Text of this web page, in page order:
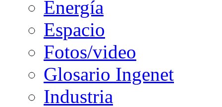
Energía
Espacio
Fotos/video
Glosario Ingenet
Industria